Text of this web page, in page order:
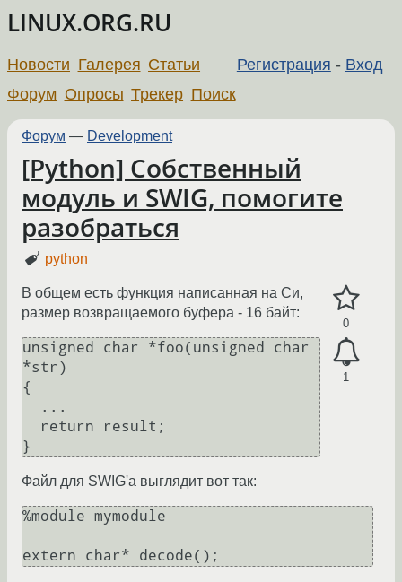
LINUX.ORG.RU
Регистрация - Вход
Новости Галерея Статьи
Форум Опросы Трекер Поиск
Форум — Development
[Python] Собственный
модуль и SWIG, помогите
разобраться
python
0
1
В общем есть функция написанная на Си,
размер возвращаемого буфера - 16 байт:
unsigned char *foo(unsigned char
*str)
{
Файл для SWIG'a выглядит вот так:
%module mymodule